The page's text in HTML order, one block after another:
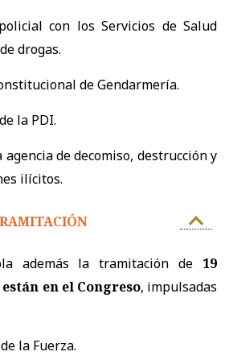
con los Servicios de Salud
drogas.
de Gendarmería.
la PDI.
agencia de decomiso, destrucción y
ilícitos.
además la tramitación de 19
en el Congreso, impulsadas
la Fuerza.